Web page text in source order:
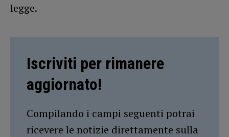
legge.
Iscriviti per rimanere
aggiornato!
Compilando i campi seguenti potrai
ricevere le notizie direttamente sulla